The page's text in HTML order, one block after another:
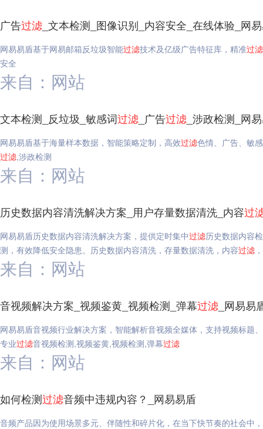
广告过滤 _文本检测_图像识别_内容安全_在线体验_网
网易易盾基于网易邮箱反垃圾智能过滤技术及亿级广告特征库，精准过滤
安全
来自：网站
文本检测_反垃圾_敏感词过滤 _广告过滤 _涉政检测_网
网易易盾基于海量样本数据，智能策略定制，高效过滤色情、广告、敏
过滤,涉政检测
来自：网站
历史数据内容清洗解决方案_用户存量数据清洗_内容过
网易易盾历史数据内容清洗解决方案，提供定时集中过滤历史数据内容
测，有效降低安全隐患。历史数据内容清洗，存量数据清洗，内容过滤
来自：网站
音视频解决方案_视频鉴黄_视频检测_弹幕过滤 _网易易
网易易盾音视频行业解决方案，智能解析音视频全媒体，支持视频标题
专业过滤音视频检测,视频鉴黄,视频检测,弹幕过滤
来自：网站
如何检测过滤音频中违规内容？_网易易盾
音频产品因为使用场景多元、伴随性和碎片化，在当下快节奏的社会中